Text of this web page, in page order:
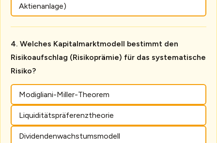
Aktienanlage)
Welches Kapitalmarktmodell bestimmt den
Risikoaufschlag (Risikoprämie) für das systematische
Risiko?
Modigliani-Miller-Theorem
Liquiditätspräferenztheorie
Dividendenwachstumsmodell